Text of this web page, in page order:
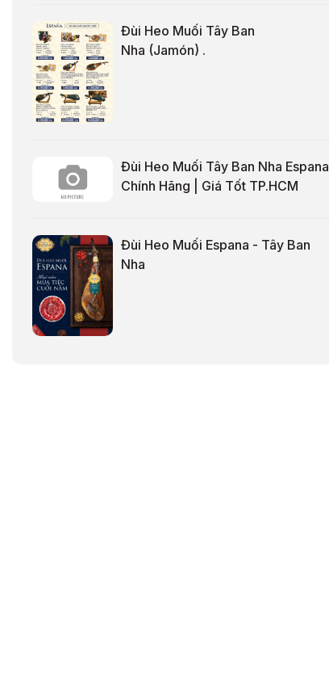
Đùi Heo Muối Tây Ban
Nha (Jamón) .
Đùi Heo Muối Tây Ban Nha Espana
Chính Hãng | Giá Tốt TP.HCM
Đùi Heo Muối Espana - Tây Ban
Nha